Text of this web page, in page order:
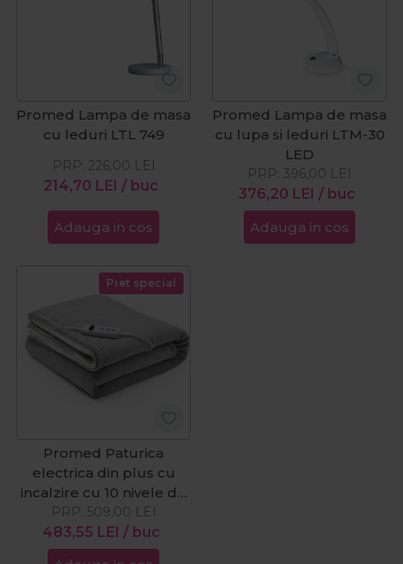
Promed Lampa de masa
cu leduri LTL 749
214,70 LEI / buc
PRP: 226,00 LEI
Adauga in cos
Promed Lampa de masa
cu lupa si leduri LTM-30
LED
376,20 LEI / buc
PRP: 396,00 LEI
Adauga in cos
Pret special
Promed Paturica
electrica din plus cu
incalzire cu 10 nivele de
temperatura Sherpa
XXL
483,55 LEI / buc
PRP: 509,00 LEI